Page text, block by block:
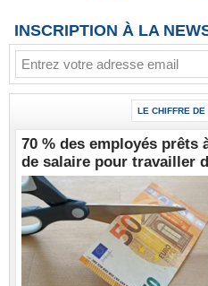
INSCRIPTION À LA
LE CHIFFRE DE
70 % des employés prêts
de salaire pour travailler